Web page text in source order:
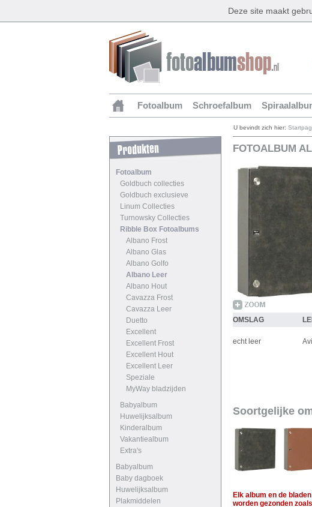
Deze site maakt
Fotoalbum Schroefalbum
Fotoalbum
Goldbuch collecties
Goldbuch exclusieve
Linum Collecties
Turnowsky Collecties
Ribble Box Fotoalbums
Albano Frost
Albano Glas
Albano Golfo
Albano Leer
Albano Hout
Cavazza Frost
Cavazza Leer
Duetto
Excellent
Excellent Frost
Excellent Hout
Excellent Leer
Speziale
MyWay bladzijden
Babyalbum
Huwelijksalbum
Kinderalbum
Vakantiealbum
Extra's
Babyalbum
Baby dagboek
Huwelijksalbum
Plakmiddelen
U bevindt zich hier:
FOTOALBUM
OMSLAG
echt leer
Soortgelijke
Elk album en de
worden gezonden